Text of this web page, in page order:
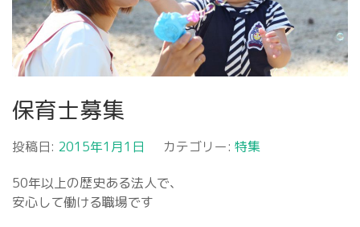
保育士募集
投稿日: 2015年1月1日 カテゴリー: 特集
50年以上の歴史ある法人で、
安心して働ける職場です